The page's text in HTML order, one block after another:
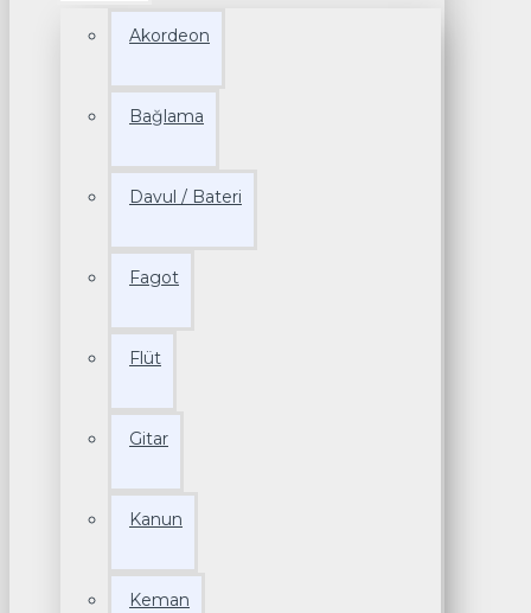
Akordeon
Bağlama
Davul / Bateri
Fagot
Flüt
Gitar
Kanun
Keman